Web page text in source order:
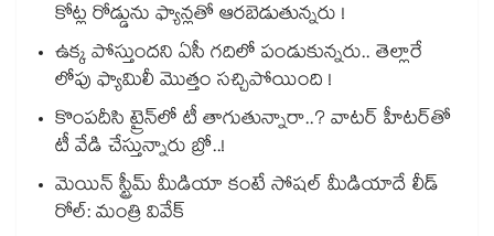
కోట్ల రోడ్డును ఫ్యాన్లతో ఆరబెడుతున్నరు !
ఉక్క పోస్తుందని ఏసీ గదిలో పండుకున్నరు.. తెల్లారే
లోపు ఫ్యామిలీ మొత్తం సచ్చిపోయింది !
కొంపదీసి ట్రైన్⁬లో టీ తాగుతున్నారా..? వాటర్ హీటర్⁭⁭తో
టీ వేడి చేస్తున్నారు బ్రో..!
మెయిన్ స్ట్రీమ్ మీడియా కంటే సోషల్ మీడియాదే లీడ్
రోల్: మంత్రి వివేక్